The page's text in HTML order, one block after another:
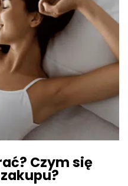
Czym się